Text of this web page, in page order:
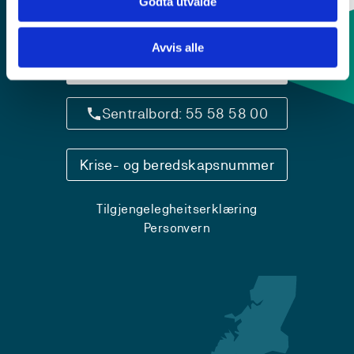
Avvis alle
Kontaktinfo og opningstider
Sentralbord: 55 58 58 00
Krise- og beredskapsnummer
Tilgjengelegheitserklæring
Personvern